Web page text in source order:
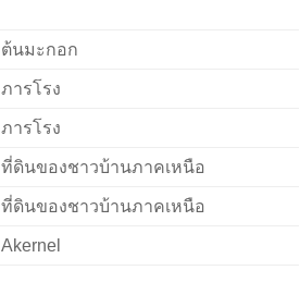
ต้นมะกอก
ภารโรง
ภารโรง
ที่ดินของชาวบ้านภาคเหนือ
ที่ดินของชาวบ้านภาคเหนือ
Akernel